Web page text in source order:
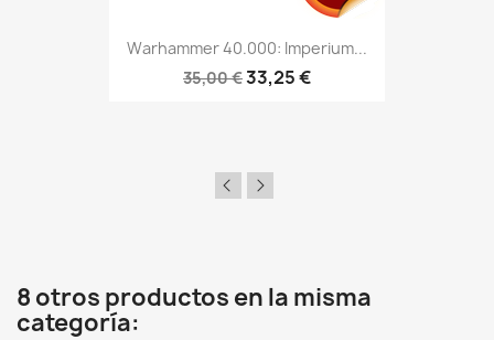
Warhammer 40.000: Imperium...
35,00 €33,25 €
8 otros productos en la misma
categoría: